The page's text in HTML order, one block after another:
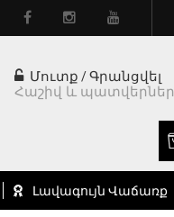
Մուտք /Գրանցվել
Հաշիվ և պատվերներ
Լավագույն Վաճառք